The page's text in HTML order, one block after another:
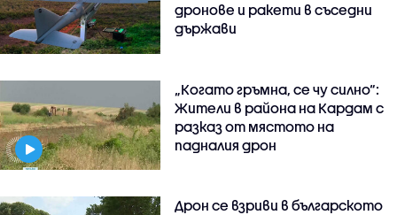
дронове и ракети в съседни
държави
„Когато гръмна, се чу силно“:
Жители в района на Кардам с
разказ от мястото на
падналия дрон
Дрон се взриви в българското